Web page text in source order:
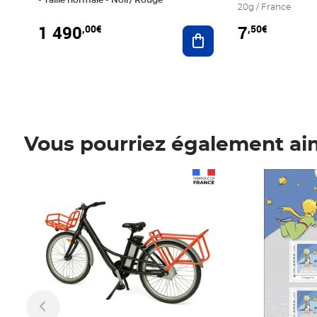
1 490,00€ Ajouter au panier
20g / France
7,50€
Vous pourriez également
Prix 7,50€